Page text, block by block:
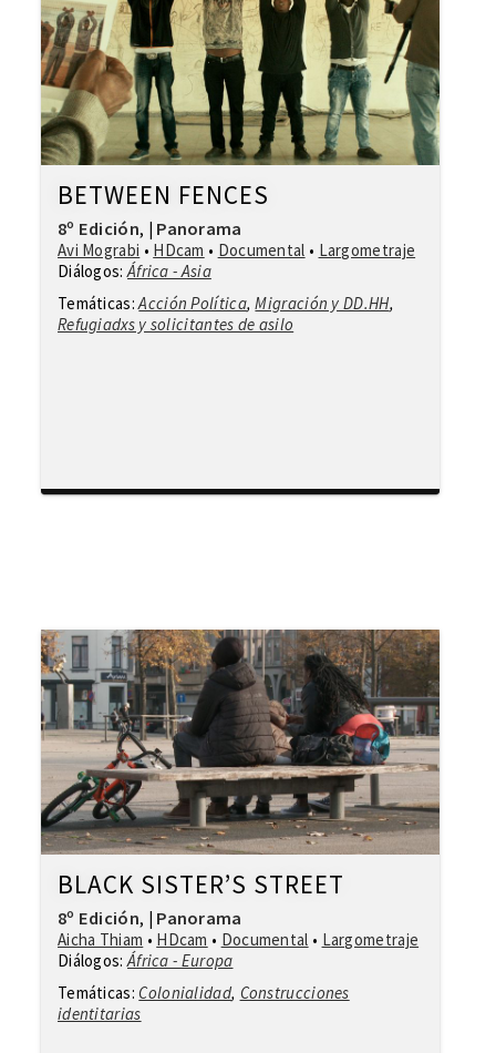
BETWEEN FENCES
8º Edición, | Panorama
Avi Mograbi • HDcam • Documental • Largometraje
Diálogos:África - Asia
Temáticas: Acción Política,Migración y DD.HH,
Refugiadxs y solicitantes de asilo
BLACK SISTER’S STREET
8º Edición, | Panorama
Aicha Thiam • HDcam • Documental • Largometraje
Diálogos:África - Europa
Temáticas: Colonialidad, Construcciones
identitarias